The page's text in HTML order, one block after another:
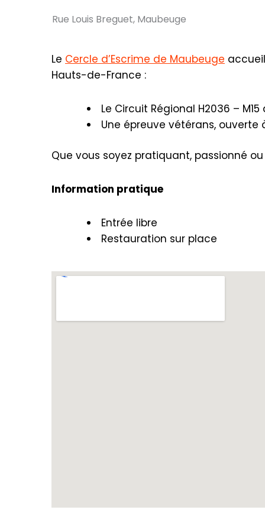
Rue Louis Breguet, Maubeuge
Le Cercle d’Escrime de Maubeuge
Hauts-de-France :
Le Circuit Régional H2036 –
Une épreuve vétérans, ouverte
Que vous soyez pratiquant, passionné
Information pratique
Entrée libre
Restauration sur place